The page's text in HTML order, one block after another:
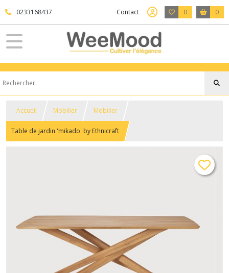
0233168437 Contact 0 0
Accueil Mobilier Mobilier
Table de jardin 'mikado' by Ethnicraft